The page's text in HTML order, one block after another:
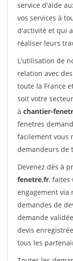
service d'aide
vos services à
d'activité et qui
réaliser leurs
L'utilisation de
relation avec
toute la France
soit votre
à chantier-
fenetres
facilement vous
demandeurs de
Devenez dès à
fenetre.fr, faites
engagement via
demandes de
demande
devis
tous les